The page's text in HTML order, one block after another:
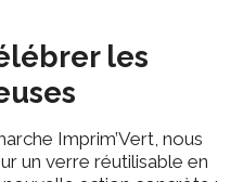
les
Imprim’Vert, nous
un verre réutilisable en